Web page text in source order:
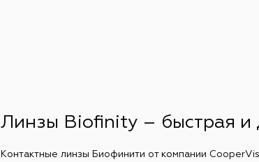
Линзы Biofinity – быстрая и
Контактные линзы Биофинити от компании